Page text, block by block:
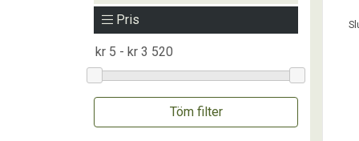
Pris
Töm filter